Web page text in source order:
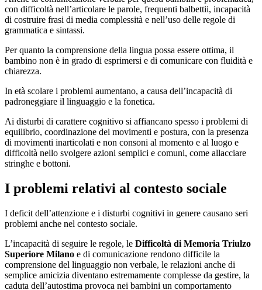
con difficoltà nell’articolare le parole, frequenti balbettii, incapacità
di costruire frasi di media complessità e nell’uso delle regole di
grammatica e sintassi.
Per quanto la comprensione della lingua possa essere ottima, il
bambino non è in grado di esprimersi e di comunicare con fluidità e
chiarezza.
In età scolare i problemi aumentano, a causa dell’incapacità di
padroneggiare il linguaggio e la fonetica.
Ai disturbi di carattere cognitivo si affiancano spesso i problemi di
equilibrio, coordinazione dei movimenti e postura, con la presenza
di movimenti inarticolati e non consoni al momento e al luogo e
difficoltà nello svolgere azioni semplici e comuni, come allacciare
stringhe e bottoni.
I problemi relativi al contesto sociale
I deficit dell’attenzione e i disturbi cognitivi in genere causano seri
problemi anche nel contesto sociale.
L’incapacità di seguire le regole, le Difficoltà di Memoria Triulzo
Superiore Milano e di comunicazione rendono difficile la
comprensione del linguaggio non verbale, le relazioni anche di
semplice amicizia diventano estremamente complesse da gestire, la
caduta dell’autostima provoca nei bambini un comportamento